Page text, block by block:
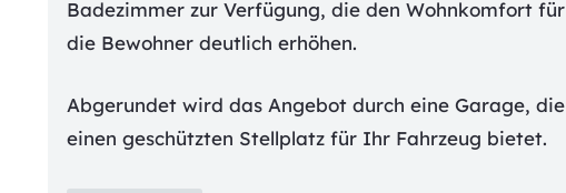
Badezimmer zur Verfügung, die den Wohnkomfort für
die Bewohner deutlich erhöhen.
Abgerundet wird das Angebot durch eine Garage, die
einen geschützten Stellplatz für Ihr Fahrzeug bietet.